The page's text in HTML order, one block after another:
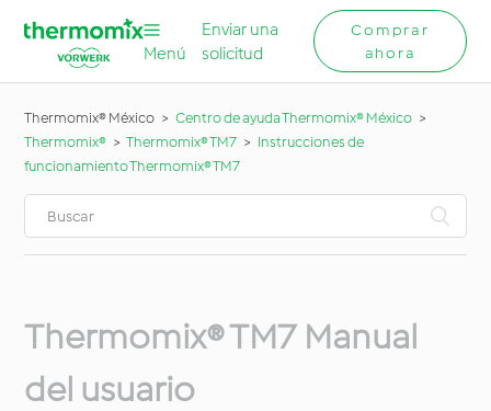
Menú
Enviar una
solicitud
Comprar
ahora
Thermomix® México
Centro de ayuda Thermomix® México
Thermomix®
Thermomix® TM7
Instrucciones de
funcionamiento Thermomix® TM7
Thermomix® TM7 Manual
del usuario